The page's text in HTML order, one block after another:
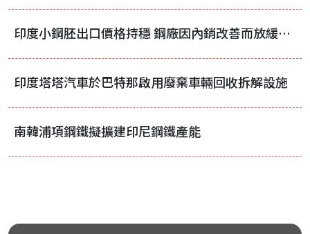
印度小鋼胚出口價格持穩 鋼廠因內銷改善而放緩積極出口步調
印度塔塔汽車於巴特那啟用廢棄車輛回收拆解設施
南韓浦項鋼鐵擬擴建印尼鋼鐵產能